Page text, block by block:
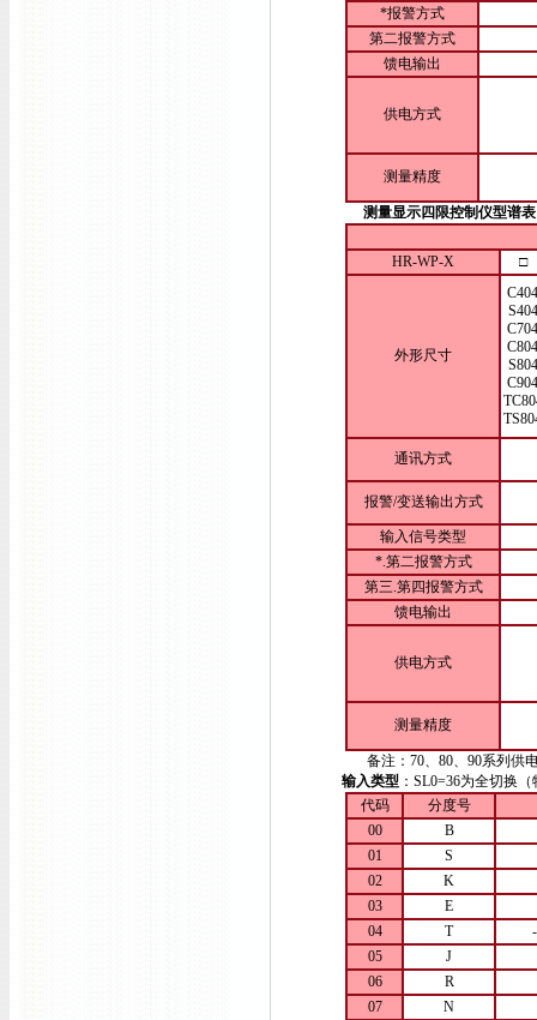
*报警方式
第二报警方式
馈电输出
供电方式
测量精度
测量显示四限控制仪型谱表
HR-WP-X □
外形尺寸
C404
S404
C704
C804
S804
C904
通讯方式
报警/变送输出方式
输入信号类型
*.第二报警方式
第三.第四报警方式
馈电输出
供电方式
测量精度
备注：70、80、90系列供电
输入类型：SL0=36为全切换
代码
分度号
00
B
01
S
02
K
03
E
04
T
05
J
06
R
07
N